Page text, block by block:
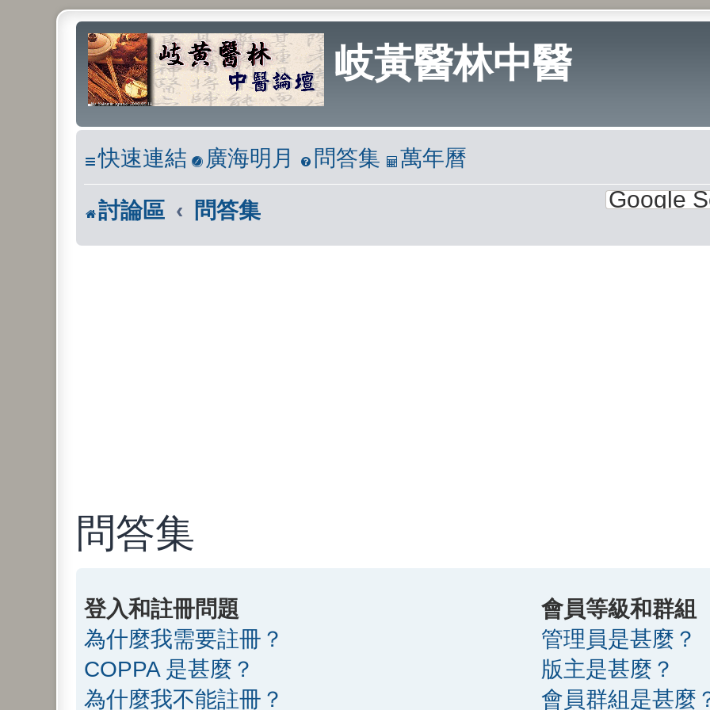
岐黃醫林中醫
快速連結 廣海明月 問答集 萬年曆
討論區 問答集
問答集
登入和註冊問題
為什麼我需要註冊？
COPPA 是甚麼？
為什麼我不能註冊？
會員等級和群組
管理員是甚麼？
版主是甚麼？
會員群組是甚麼